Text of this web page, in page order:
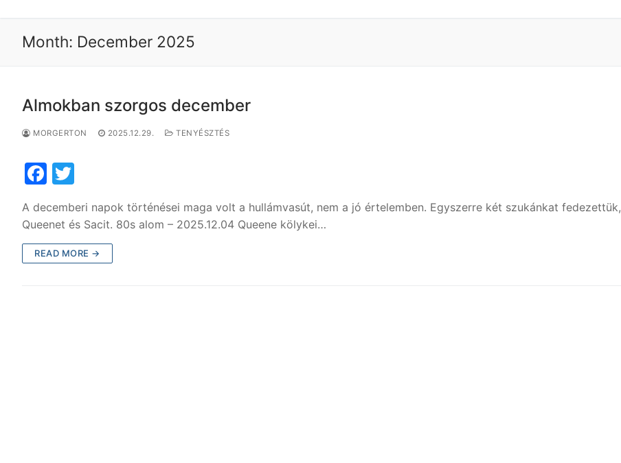
Month: December 2025
Almokban szorgos december
MORGERTON 2025.12.29. TENYÉSZTÉS
F
c
e
b
itt
er
A decemberi napok történései maga volt a hullámvasút, nem a jó értelemben. Egyszerre két szukánkat fedezettük,
Queenet és Sacit. 80s alom – 2025.12.04 Queene kölykei…
READ MORE →